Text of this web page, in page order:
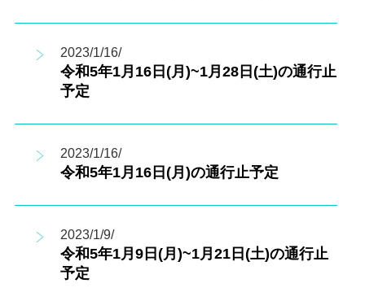
2023/1/16/
令和5年1月16日(月)~1月28日(土)の通行止
予定
2023/1/16/
令和5年1月16日(月)の通行止予定
2023/1/9/
令和5年1月9日(月)~1月21日(土)の通行止
予定